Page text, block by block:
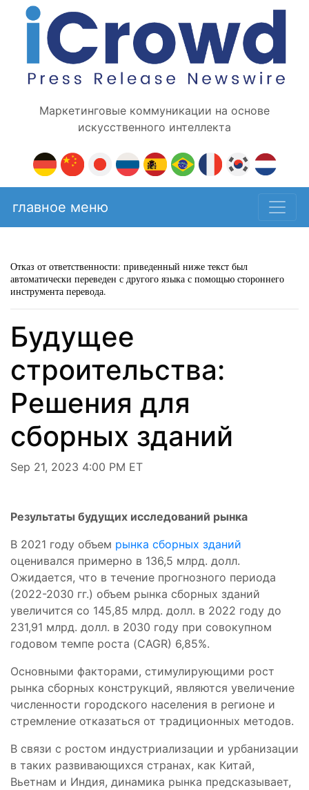
Маркетинговые коммуникации на основе
искусственного интеллекта
главное меню
Отказ от ответственности: приведенный ниже текст был
автоматически переведен с другого языка с помощью стороннего
инструмента перевода.
Будущее
строительства:
Решения для
сборных зданий
Sep 21, 2023 4:00 PM ET
Результаты будущих исследований рынка
В 2021 году объем рынка сборных зданий
оценивался примерно в 136,5 млрд. долл.
Ожидается, что в течение прогнозного периода
(2022-2030 гг.) объем рынка сборных зданий
увеличится со 145,85 млрд. долл. в 2022 году до
231,91 млрд. долл. в 2030 году при совокупном
годовом темпе роста (CAGR) 6,85%.
Основными факторами, стимулирующими рост
рынка сборных конструкций, являются увеличение
численности городского населения в регионе и
стремление отказаться от традиционных методов.
В связи с ростом индустриализации и урбанизации
в таких развивающихся странах, как Китай,
Вьетнам и Индия, динамика рынка предсказывает,